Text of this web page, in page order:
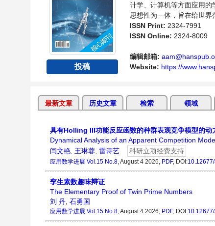
投稿
计学、计算机等方面应用的
思想性为一体，旨在给世界
题与发展的交流平台。
ISSN Print: 2324-7991
ISSN Online: 2324-8009
编辑邮箱:
Website: https://
最新文章 历史文章 检索 领域
具有Holling III功能反应函数的种群表观竞争模型的动
Dynamical Analysis of an Apparent Competition
闫文艳 王琳蓉 雷诗艺 科研立项经费支持
应用数学进展 Vol.15 No.8 , August 4 2026, PDF, DOI:
孪生素数趣味辩证
The Elementary Proof of Twin Prime Numbers
刘 丹 石勇国
应用数学进展 Vol.15 No.8 , August 4 2026, PDF, DOI: